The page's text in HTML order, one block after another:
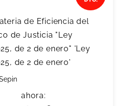
de Eficiencia del
de Justicia "Ley
de 2 de enero" 'Ley
de 2 de enero'
ahora: